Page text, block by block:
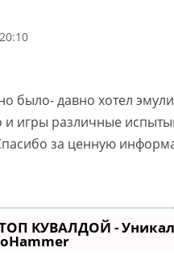
было- давно хотел
игры различные
за ценную
КУВАЛДОЙ -